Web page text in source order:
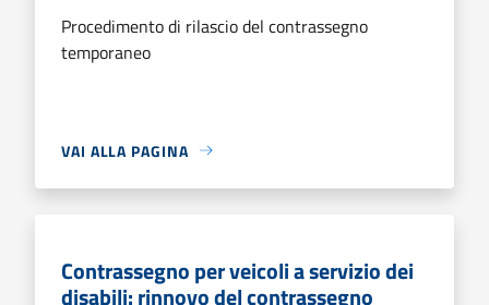
Procedimento di rilascio del contrassegno
temporaneo
VAI ALLA PAGINA
Contrassegno per veicoli a servizio dei
disabili: rinnovo del contrassegno